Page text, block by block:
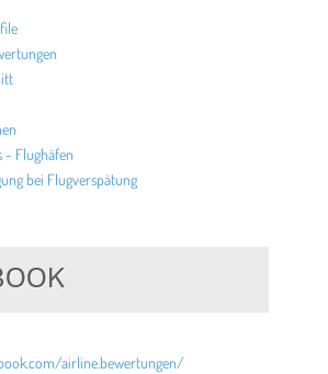
- Flughäfen
bei Flugverspätung
airline.bewertungen/